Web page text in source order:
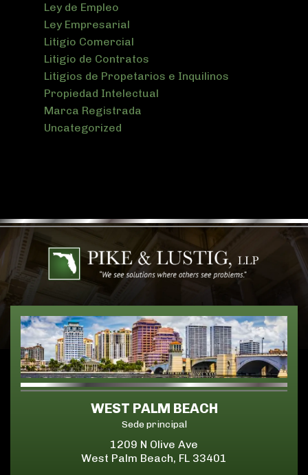
Ley de Empleo
Ley Empresarial
Litigio Comercial
Litigio de Contratos
Litigios de Propetarios e Inquilinos
Propiedad Intelectual
Marca Registrada
Uncategorized
WEST PALM BEACH
Sede principal
1209 N Olive Ave
West Palm Beach, FL 33401